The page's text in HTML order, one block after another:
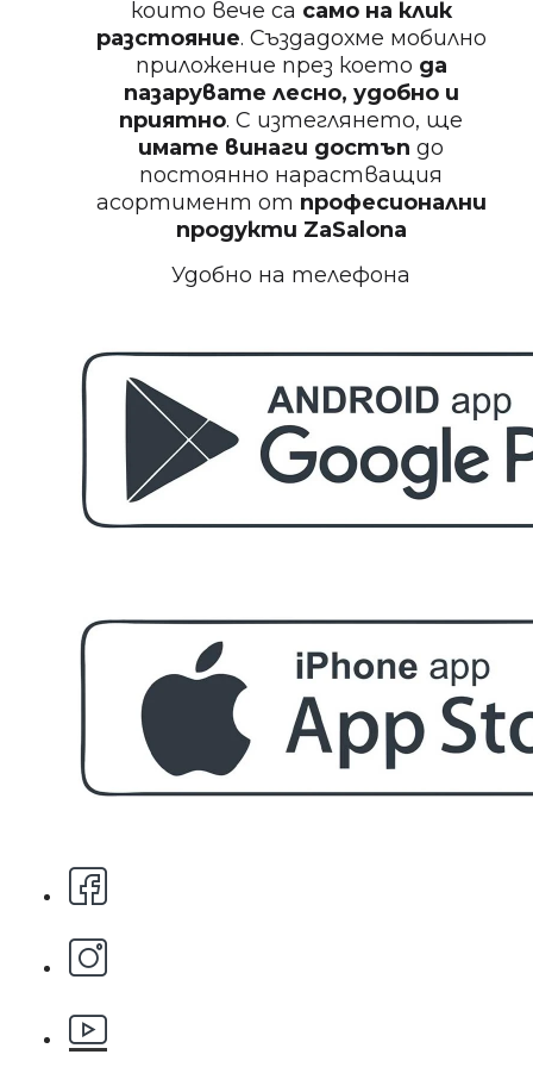
БЕЗПЛАТНО
Пила за нокти
БЕЗПЛАТНО
Пила за нокти
БЕЗПЛАТНО
Пила за полиране на нокти
БЕЗПЛАТНО
Етерично масло 10ml
За поръчка над € 40.00 (78.23 лв.)
които вече са само на клик
разстояние. Създадохме мобилно
приложение през което да
пазарувате лесно, удобно и
приятно. С изтеглянето, ще
имате винаги достъп до
постоянно нарастващия
асортимент от професионални
продукти ZaSalona
Удобно на телефона